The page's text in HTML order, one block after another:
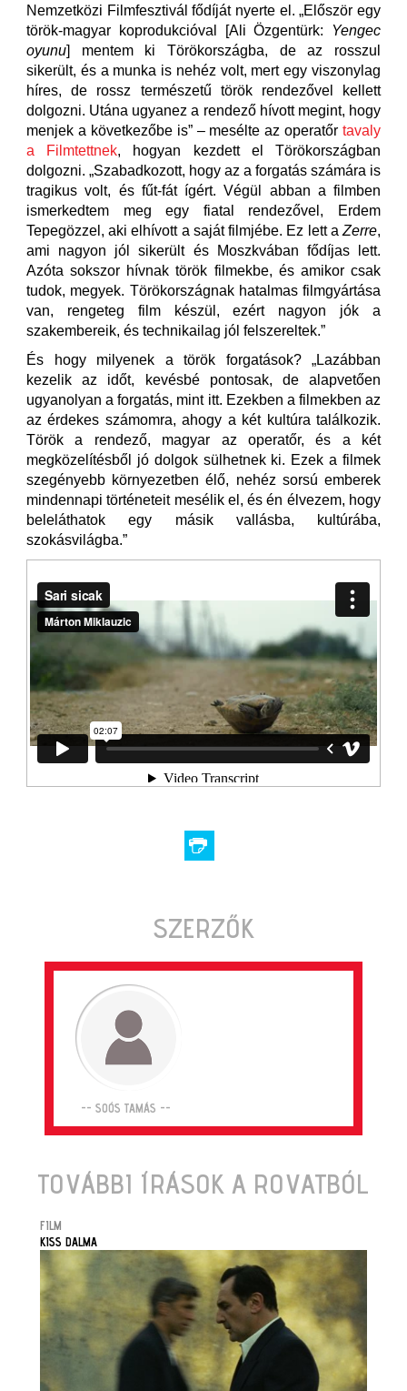
Nemzetközi Filmfesztivál fődíját nyerte el. „Először egy
török-magyar koprodukcióval [Ali Özgentürk: Yengec
oyunu] mentem ki Törökországba, de az rosszul
sikerült, és a munka is nehéz volt, mert egy viszonylag
híres, de rossz természetű török rendezővel kellett
dolgozni. Utána ugyanez a rendező hívott megint, hogy
menjek a következőbe is” – mesélte az operatőr tavaly
a Filmtettnek, hogyan kezdett el Törökországban
dolgozni. „Szabadkozott, hogy az a forgatás számára is
tragikus volt, és fűt-fát ígért. Végül abban a filmben
ismerkedtem meg egy fiatal rendezővel, Erdem
Tepegözzel, aki elhívott a saját filmjébe. Ez lett a Zerre,
ami nagyon jól sikerült és Moszkvában fődíjas lett.
Azóta sokszor hívnak török filmekbe, és amikor csak
tudok, megyek. Törökországnak hatalmas filmgyártása
van, rengeteg film készül, ezért nagyon jók a
szakembereik, és technikailag jól felszereltek.”
És hogy milyenek a török forgatások? „Lazábban
kezelik az időt, kevésbé pontosak, de alapvetően
ugyanolyan a forgatás, mint itt. Ezekben a filmekben az
az érdekes számomra, ahogy a két kultúra találkozik.
Török a rendező, magyar az operatőr, és a két
megközelítésből jó dolgok sülhetnek ki. Ezek a filmek
szegényebb környezetben élő, nehéz sorsú emberek
mindennapi történeteit mesélik el, és én élvezem, hogy
beleláthatok egy másik vallásba, kultúrába,
szokásvilágba.”
SZERZŐK
-- SOÓS TAMÁS --
TOVÁBBI ÍRÁSOK A ROVATBÓL
FILM
KISS DALMA